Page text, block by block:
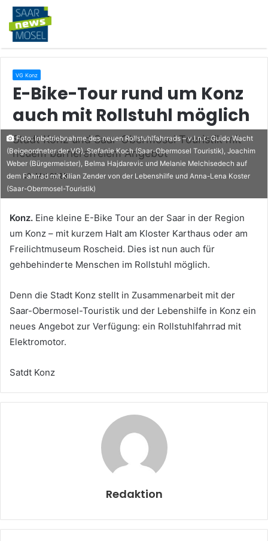
VG Konz
E-Bike-Tour rund um Konz
auch mit Rollstuhl möglich
Stadt Konz und Saar-Obermosel Touristik mit
neuem barrierefreiem Angebot
10. Mai 2023
Foto: Inbetriebnahme des neuen Rollstuhlfahrrads – v.l.n.r.: Guido Wacht
(Beigeordneter der VG), Stefanie Koch (Saar-Obermosel Touristik), Joachim
Weber (Bürgermeister), Belma Hajdarevic und Melanie Melchisedech auf
dem Fahrrad mit Kilian Zender von der Lebenshilfe und Anna-Lena Koster
(Saar-Obermosel-Touristik)
Konz. Eine kleine E-Bike Tour an der Saar in der Region
um Konz – mit kurzem Halt am Kloster Karthaus oder am
Freilichtmuseum Roscheid. Dies ist nun auch für
gehbehinderte Menschen im Rollstuhl möglich.
Denn die Stadt Konz stellt in Zusammenarbeit mit der
Saar-Obermosel-Touristik und der Lebenshilfe in Konz ein
neues Angebot zur Verfügung: ein Rollstuhlfahrrad mit
Elektromotor.
Satdt Konz
Redaktion